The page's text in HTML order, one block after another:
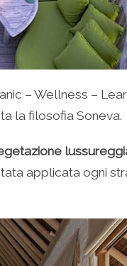
– Wellness –
la filosofia Soneva.
applicata ogni